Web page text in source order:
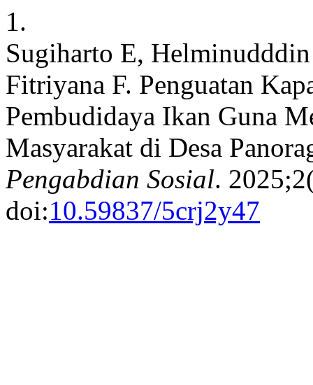
1.
Sugiharto E,
Fitriyana F. Penguatan
Pembudidaya Ikan Guna
Masyarakat di Desa
Pengabdian Sosial.
doi:10.59837/5crj2y47